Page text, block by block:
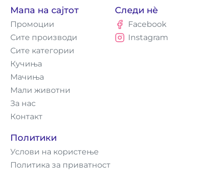
Мапа на сајтот
Промоции
Сите производи
Сите категории
Кучиња
Мачиња
Мали животни
За нас
Контакт
Политики
Услови на користење
Политика за приватност
Следи нè
Facebook
Instagram